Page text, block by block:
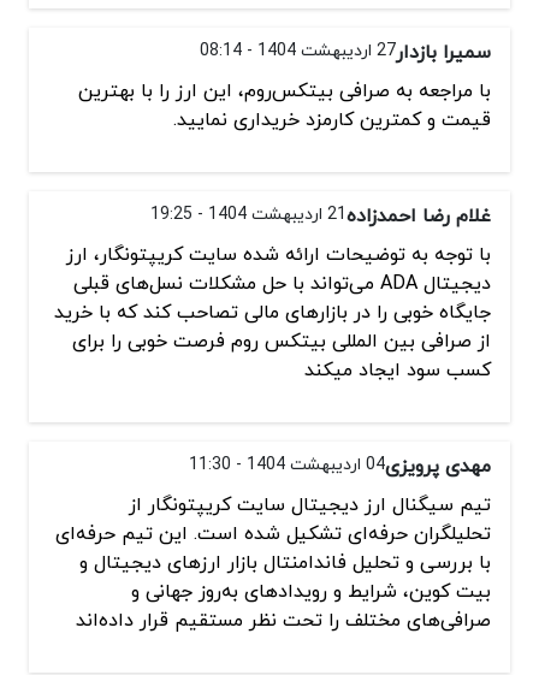
سمیرا بازدار27 اردیبهشت 1404 - 08:14
با مراجعه به صرافی بیتکس‌روم، این ارز را با بهترین
قیمت و کمترین کارمزد خریداری نمایید.
غلام رضا احمدزاده21 اردیبهشت 1404 - 19:25
با توجه به توضیحات ارائه شده سایت کریپتونگار، ارز
دیجیتال ADA می‌تواند با حل مشکلات نسل‌های قبلی
جایگاه خوبی را در بازارهای مالی تصاحب کند که با خرید
از صرافی بین المللی بیتکس روم فرصت خوبی را برای
کسب سود ایجاد میکند
مهدی پرویزی04 اردیبهشت 1404 - 11:30
تیم سیگنال ارز دیجیتال سایت کریپتونگار از
تحلیلگران حرفه‌ای تشکیل شده است. این تیم حرفه‌ای
با بررسی و تحلیل فاندامنتال بازار ارزهای دیجیتال و
بیت کوین، شرایط و رویدادهای به‌روز جهانی و
صرافی‌های مختلف را تحت نظر مستقیم قرار داده‌اند